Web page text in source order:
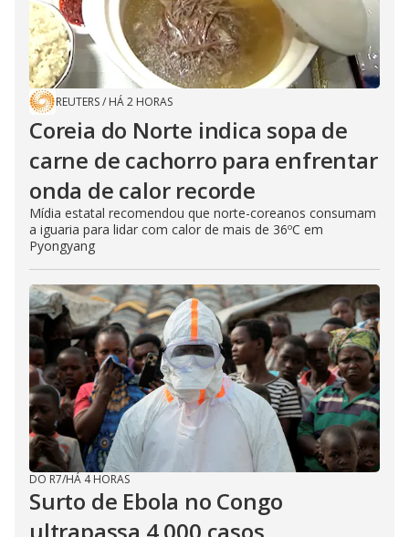
REUTERS/ HÁ 2 HORAS
Coreia do Norte indica sopa de
carne de cachorro para enfrentar
onda de calor recorde
Mídia estatal recomendou que norte-coreanos consumam
a iguaria para lidar com calor de mais de 36ºC em
Pyongyang
DO R7/HÁ 4 HORAS
Surto de Ebola no Congo